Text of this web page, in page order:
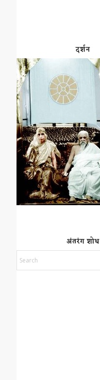
दर्शन
अंतरंग शोध